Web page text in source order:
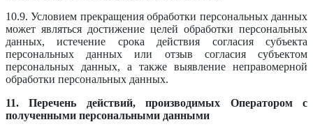
10.9. Условием прекращения обработки персональных данных
может являться достижение целей обработки персональных
данных, истечение срока действия согласия субъекта
персональных данных или отзыв согласия субъектом
персональных данных, а также выявление неправомерной
обработки персональных данных.
11. Перечень действий, производимых Оператором с
полученными персональными данными